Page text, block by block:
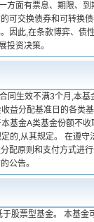
面有票息、期限、
可交换债券和可转换
因此,在条款博弈、债
投资决策。
同生效不满3个月,本
益分配基准日的各类
基金A类基金份额不
的,从其规定。 在遵
配原则和支付方式进
公告。
股票型基金。 本基